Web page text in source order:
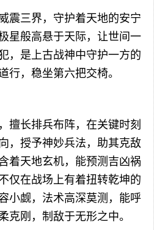
震三界，守护着天地的安宁
星般高悬于天际，让世间一
，是上古战神中守护一方的
行，稳坐第六把交椅。
擅长排兵布阵，在关键时刻
，授予神妙兵法，助其克敌
着天地玄机，能预测吉凶祸
仅在战场上有着扭转乾坤的
小觑，法术高深莫测，能呼
克刚，制敌于无形之中。